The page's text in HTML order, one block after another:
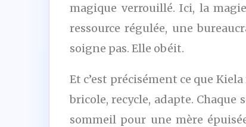
magique verrouillé. Ici, la
ressource régulée, une
soigne pas. Elle obéit.
Et c’est précisément ce que
bricole, recycle, adapte.
sommeil pour une mère